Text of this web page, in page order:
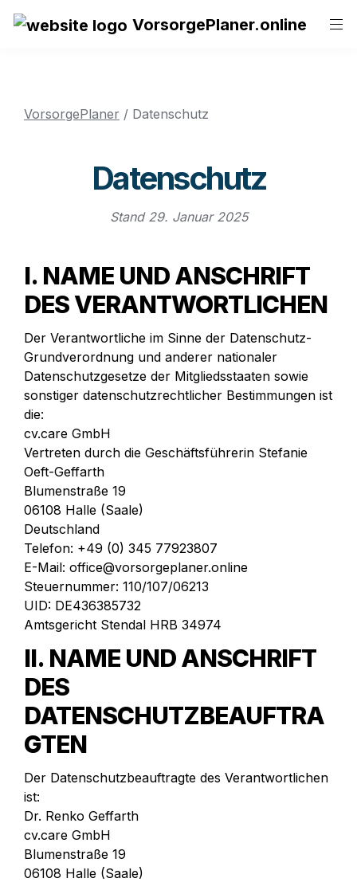
VorsorgePlaner.online
VorsorgePlaner / Datenschutz
Datenschutz
Stand 29. Januar 2025
I. NAME UND ANSCHRIFT
DES VERANTWORTLICHEN
Der Verantwortliche im Sinne der Datenschutz-
Grundverordnung und anderer nationaler
Datenschutzgesetze der Mitgliedsstaaten sowie
sonstiger datenschutzrechtlicher Bestimmungen ist
die:
cv.care GmbH
Vertreten durch die Geschäftsführerin Stefanie
Oeft-Geffarth
Blumenstraße 19
06108 Halle (Saale)
Deutschland
Telefon: +49 (0) 345 77923807
E-Mail: office@vorsorgeplaner.online
Steuernummer: 110/107/06213
UID: DE436385732
Amtsgericht Stendal HRB 34974
II. NAME UND ANSCHRIFT
DES
DATENSCHUTZBEAUFTRA
GTEN
Der Datenschutzbeauftragte des Verantwortlichen
ist:
cv.care GmbH
Blumenstraße 19
06108 Halle (Saale)